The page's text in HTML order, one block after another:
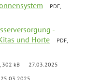
PDF,
-
und Horte
PDF,
302 kB 27.03.2025
25.03.2025